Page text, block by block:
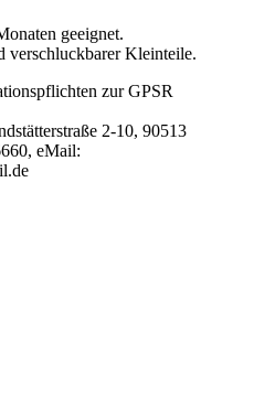
geeignet.
verschluckbarer Kleinteile.
zur GPSR
2-10, 90513
eMail: